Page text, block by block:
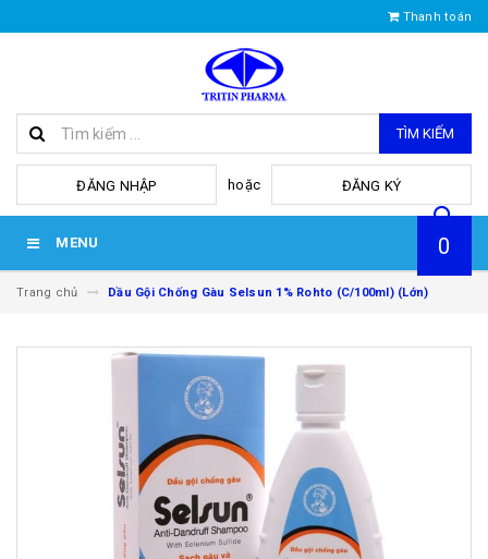
Thanh toán
TÌM KIẾM
ĐĂNG NHẬP hoặc ĐĂNG KÝ
MENU 0
Trang chủ Dầu Gội Chống Gàu Selsun 1% Rohto (C/100ml) (Lớn)